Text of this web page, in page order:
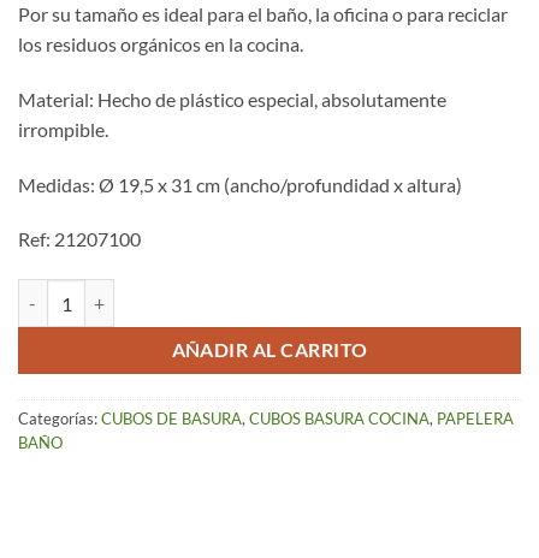
Por su tamaño es ideal para el baño, la oficina o para reciclar
los residuos orgánicos en la cocina.
Material: Hecho de plástico especial, absolutamente
irrompible.
Medidas: Ø 19,5 x 31 cm (ancho/profundidad x altura)
Ref: 21207100
AÑADIR AL CARRITO
Categorías:CUBOS DE BASURA, CUBOS BASURA COCINA, PAPELERA
BAÑO